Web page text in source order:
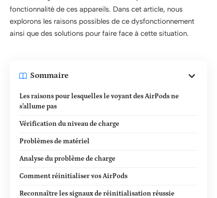
fonctionnalité de ces appareils. Dans cet article, nous
explorons les raisons possibles de ce dysfonctionnement
ainsi que des solutions pour faire face à cette situation.
Sommaire
Les raisons pour lesquelles le voyant des AirPods ne
s’allume pas
Vérification du niveau de charge
Problèmes de matériel
Analyse du problème de charge
Comment réinitialiser vos AirPods
Reconnaître les signaux de réinitialisation réussie